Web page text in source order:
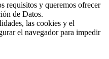
requisitos y queremos ofrecer
de Datos.
las cookies y el
el navegador para impedir